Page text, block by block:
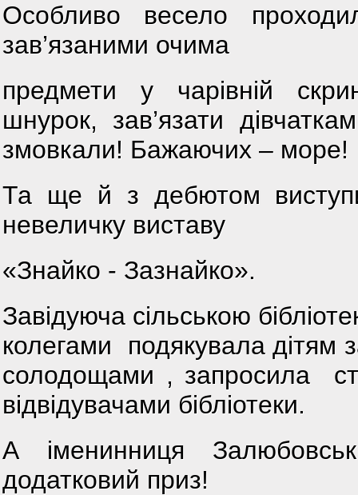
Особливо весело
зав’язаними очима
предмети у чарівній
шнурок, зав’язати
змовкали! Бажаючих – море!
Та ще й з дебютом
невеличку виставу
«Знайко - Зазнайко».
Завідуюча сільською
колегами подякувала дітям
солодощами , запросила
відвідувачами бібліотеки.
А іменинниця
додатковий приз!